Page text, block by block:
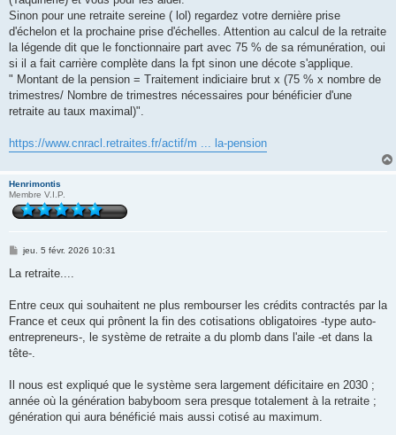
Sinon pour une retraite sereine ( lol) regardez votre dernière prise
d'échelon et la prochaine prise d'échelles. Attention au calcul de la retraite
la légende dit que le fonctionnaire part avec 75 % de sa rémunération, oui
si il a fait carrière complète dans la fpt sinon une décote s'applique.
" Montant de la pension = Traitement indiciaire brut x (75 % x nombre de
trimestres/ Nombre de trimestres nécessaires pour bénéficier d'une
retraite au taux maximal)".
https://www.cnracl.retraites.fr/actif/m ... la-pension
Henrimontis
Membre V.I.P.
M
s
g
jeu. 5 févr. 2026 10:31
La retraite....
Entre ceux qui souhaitent ne plus rembourser les crédits contractés par la
France et ceux qui prônent la fin des cotisations obligatoires -type auto-
entrepreneurs-, le système de retraite a du plomb dans l'aile -et dans la
tête-.
Il nous est expliqué que le système sera largement déficitaire en 2030 ;
année où la génération babyboom sera presque totalement à la retraite ;
génération qui aura bénéficié mais aussi cotisé au maximum.